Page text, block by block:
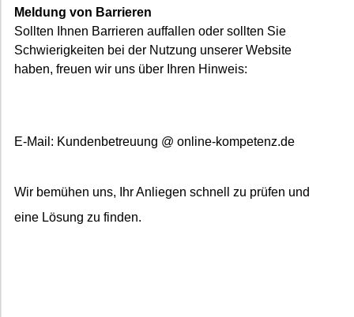
Meldung von Barrieren
Sollten Ihnen Barrieren auffallen oder sollten Sie
Schwierigkeiten bei der Nutzung unserer Website
haben, freuen wir uns über Ihren Hinweis:
E-Mail: Kundenbetreuung @ online-kompetenz.de
Wir bemühen uns, Ihr Anliegen schnell zu prüfen und
eine Lösung zu finden.